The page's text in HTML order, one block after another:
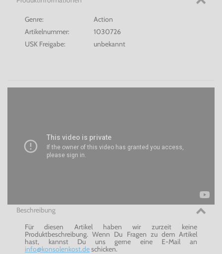
Genre:
Action
Artikelnummer:
1030726
USK Freigabe:
unbekannt
Beschreibung
Für diesen Artikel haben wir zurzeit keine
Produktbeschreibung. Wenn Du Fragen zu dem Artikel
hast, kannst Du uns gerne eine E-Mail an
info@konsolenkost.deschicken.